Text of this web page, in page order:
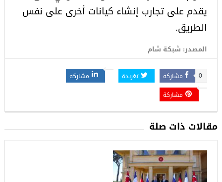
يقدم على تجارب إنشاء كيانات أخرى على نفس
الطريق.
المصدر: شبكة شام
مشاركة 0 تغريدة
مشاركة
مشاركة
مقالات ذات صلة